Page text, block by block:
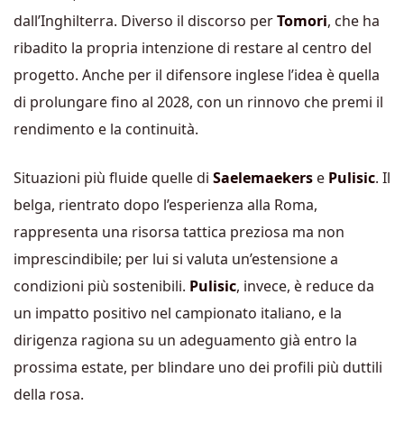
dall’Inghilterra. Diverso il discorso perTomori, che ha
ribadito la propria intenzione di restare al centro del
progetto. Anche per il difensore inglese l’idea è quella
di prolungare fino al 2028, con un rinnovo che premi il
rendimento e la continuità.
Situazioni più fluide quelle di Saelemaekers e Pulisic. Il
belga, rientrato dopo l’esperienza alla Roma,
rappresenta una risorsa tattica preziosa ma non
imprescindibile; per lui si valuta un’estensione a
condizioni più sostenibili. Pulisic, invece, è reduce da
un impatto positivo nel campionato italiano, e la
dirigenza ragiona su un adeguamento già entro la
prossima estate, per blindare uno dei profili più duttili
della rosa.